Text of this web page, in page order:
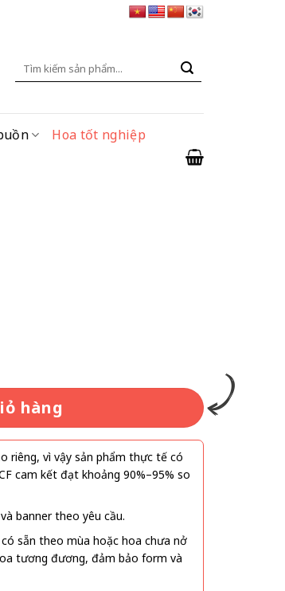
Tìm
Hoa tốt nghiệp
hàng
riêng, vì vậy sản phẩm thực tế có
cam kết đạt khoảng 90%–95% so
banner theo yêu cầu.
sẵn theo mùa hoặc hoa chưa nở
tương đương, đảm bảo form và